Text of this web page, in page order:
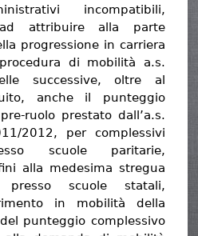
incompatibili,
attribuire alla parte
progressione in carriera
di mobilità a.s.
successive, oltre al
anche il punteggio
ruolo prestato dall’a.s.
2012, per complessivi
scuole paritarie,
alla medesima stregua
scuole statali,
in mobilità della
punteggio complessivo